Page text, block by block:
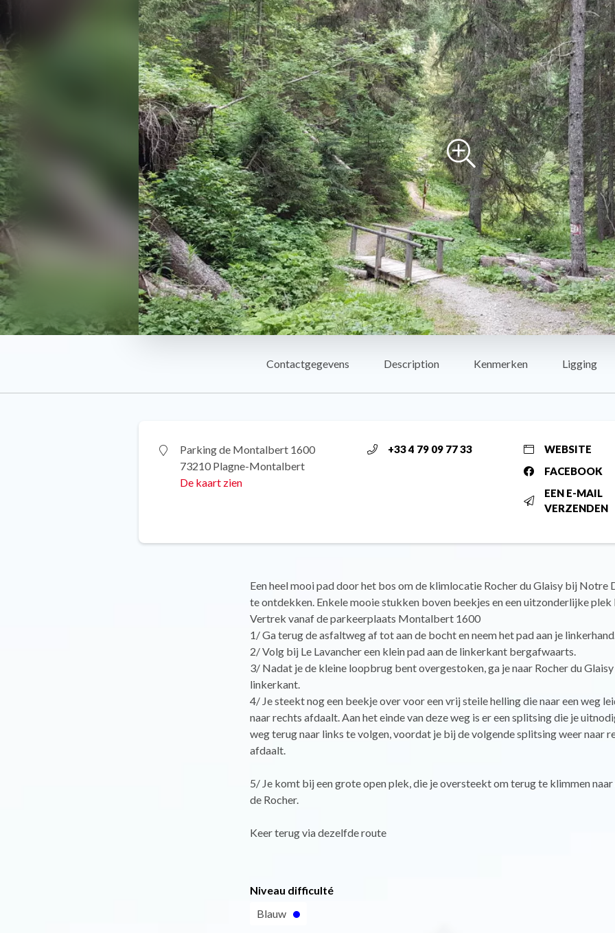
Contactgegevens Description Kenmerken Ligging
Parking de Montalbert 1600
73210 Plagne-Montalbert
De kaart zien
+33 4 79 09 77 33
WEBSITE
FACEBOOK
EEN E-MAIL
VERZENDEN
Een heel mooi pad door het bos om de klimlocatie Rocher du Glaisy bij Notre
te ontdekken. Enkele mooie stukken boven beekjes en een uitzonderlijke plek
Vertrek vanaf de parkeerplaats Montalbert 1600
1/ Ga terug de asfaltweg af tot aan de bocht en neem het pad aan je linkerhand.
2/ Volg bij Le Lavancher een klein pad aan de linkerkant bergafwaarts.
3/ Nadat je de kleine loopbrug bent overgestoken, ga je naar Rocher du Glaisy
linkerkant.
4/ Je steekt nog een beekje over voor een vrij steile helling die naar een weg
naar rechts afdaalt. Aan het einde van deze weg is er een splitsing die je
weg terug naar links te volgen, voordat je bij de volgende splitsing weer naar
afdaalt.
5/ Je komt bij een grote open plek, die je oversteekt om terug te klimmen naar
de Rocher.
Keer terug via dezelfde route
Niveau difficulté
Blauw